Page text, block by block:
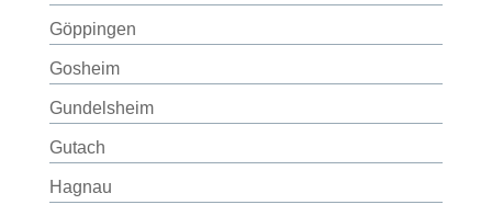
Göppingen
Gosheim
Gundelsheim
Gutach
Hagnau